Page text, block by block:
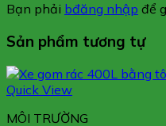
Bạn phải bđăng nhập để
Sản phẩm tương tự
Quick View
MÔI TRƯỜNG